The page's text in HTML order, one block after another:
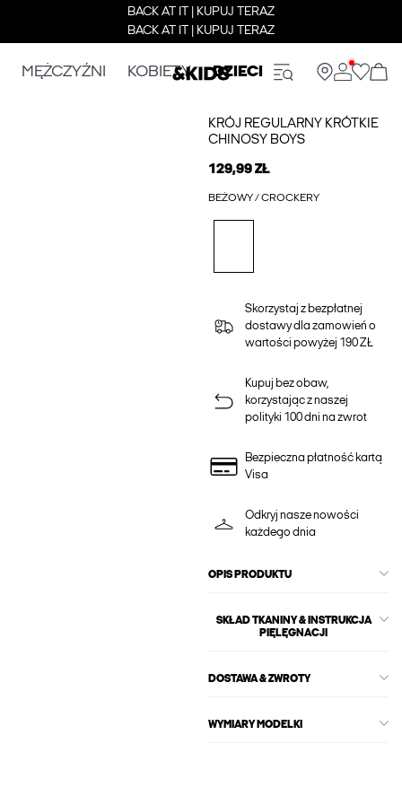
BACK AT IT | KUPUJ TERAZ
BACK AT IT | KUPUJ TERAZ
MĘŻCZYŹNI KOBIETY DZIECI
KRÓJ REGULARNY KRÓTKIE
CHINOSY BOYS
129,99 ZŁ
BEŻOWY / CROCKERY
Skorzystaj z bezpłatnej
dostawy dla zamowień o
wartości powyżej 190 ZŁ
Kupuj bez obaw,
korzystając z naszej
polityki 100 dni na zwrot
Bezpieczna płatność kartą
Visa
Odkryj nasze nowości
każdego dnia
OPIS PRODUKTU
SKŁAD TKANINY & INSTRUKCJA
PIĘLĘGNACJI
DOSTAWA & ZWROTY
WYMIARY MODELKI